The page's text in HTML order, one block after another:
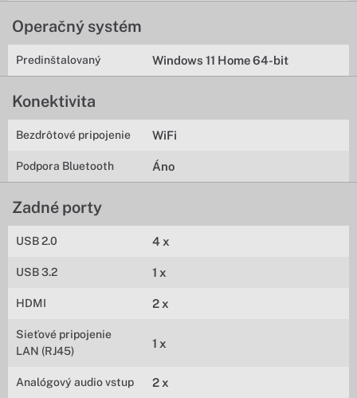
Operačný systém
Predinštalovaný Windows 11 Home 64-bit
Konektivita
Bezdrôtové pripojenie WiFi
Podpora Bluetooth Áno
Zadné porty
USB 2.0 4 x
USB 3.2 1 x
HDMI 2 x
Sieťové pripojenie
LAN (RJ45)
1 x
Analógový audio vstup 2 x